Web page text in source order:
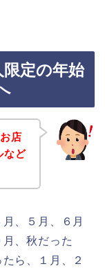
定の年始
店
など
、５月、６月
、秋だった
ら、１月、２